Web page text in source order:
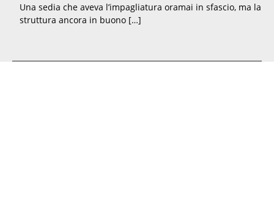
Una sedia che aveva l’impagliatura oramai in sfascio, ma la
struttura ancora in buono […]